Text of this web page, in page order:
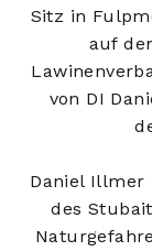
Sitz in
auf
von DI
Daniel Illmer
des